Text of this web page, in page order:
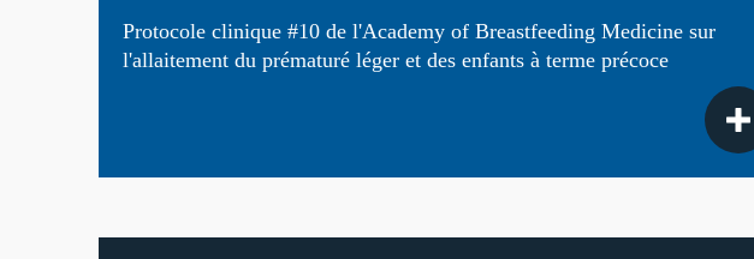
Protocole clinique #10 de l'Academy of Breastfeeding Medicine sur
l'allaitement du prématuré léger et des enfants à terme précoce